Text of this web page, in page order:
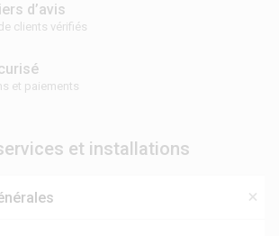
d’avis
clients vérifiés
et paiements
et installations